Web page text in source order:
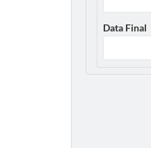
Data Final